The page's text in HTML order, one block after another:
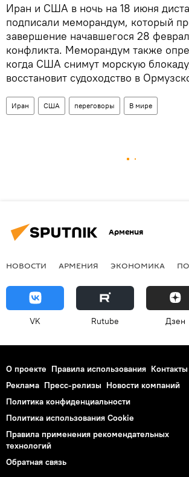
Иран и США в ночь на 18 июня
подписали меморандум, который
завершение начавшегося 28
конфликта. Меморандум также
когда США снимут морскую
восстановит судоходство в
Иран США переговоры В мире
Армения
НОВОСТИ АРМЕНИЯ ЭКОНОМИКА
VK Rutube Дзен
О проекте Правила использования Контакты
Реклама Пресс-релизы Новости компаний
Политика конфиденциальности
Политика использования Cookie
Правила применения рекомендательных
технологий
Обратная связь